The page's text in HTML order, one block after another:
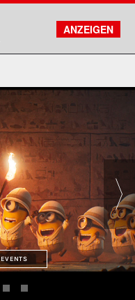
FILMSUCHE
KONTO
EVENTS
ANZEIGEN